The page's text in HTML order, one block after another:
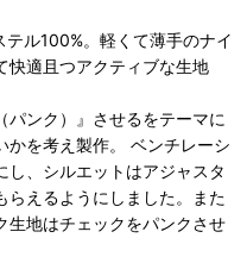
ル100%。軽くて薄手のナイ
快適且つアクティブな生地
パンク）』させるをテーマに
かを考え製作。 ベンチレーシ
し、シルエットはアジャスタ
らえるようにしました。また
生地はチェックをパンクさせ